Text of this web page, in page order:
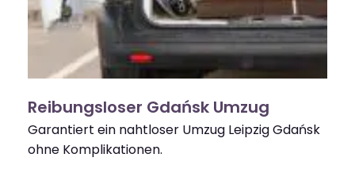
Reibungsloser Gdańsk Umzug
Garantiert ein nahtloser Umzug Leipzig Gdańsk
ohne Komplikationen.